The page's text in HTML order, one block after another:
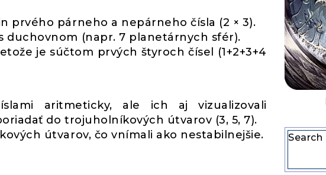
prvého párneho a nepárneho čísla (2 × 3).
duchovnom (napr. 7 planetárnych sfér).
je súčtom prvých štyroch čísel (1+2+3+4
aritmeticky, ale ich aj vizualizovali
do trojuholníkových útvarov (3, 5, 7).
útvarov, čo vnímali ako nestabilnejšie.
Search